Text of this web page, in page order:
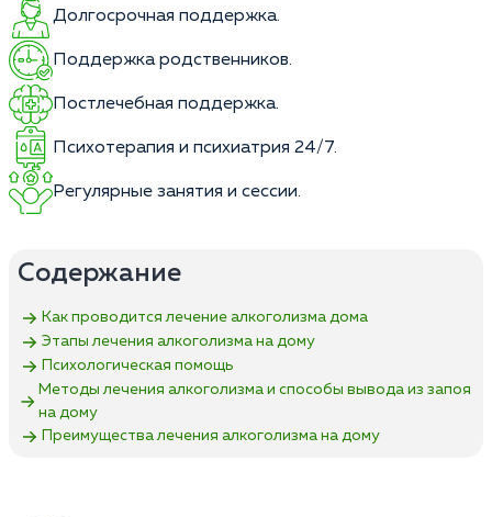
Долгосрочная поддержка.
Поддержка родственников.
Постлечебная поддержка.
Психотерапия и психиатрия 24/7.
Регулярные занятия и сессии.
Содержание
Как проводится лечение алкоголизма дома
Этапы лечения алкоголизма на дому
Психологическая помощь
Методы лечения алкоголизма и способы вывода из запоя
на дому
Преимущества лечения алкоголизма на дому